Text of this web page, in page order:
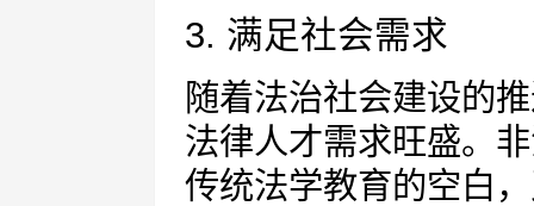
3. 满足社会需求
随着法治社会建设的
法律人才需求旺盛。
传统法学教育的空白